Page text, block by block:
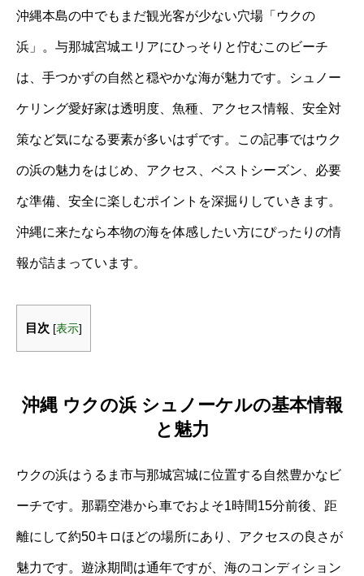
沖縄本島の中でもまだ観光客が少ない穴場「ウクの
浜」。与那城宮城エリアにひっそりと佇むこのビーチ
は、手つかずの自然と穏やかな海が魅力です。シュノー
ケリング愛好家は透明度、魚種、アクセス情報、安全対
策など気になる要素が多いはずです。この記事ではウク
の浜の魅力をはじめ、アクセス、ベストシーズン、必要
な準備、安全に楽しむポイントを深掘りしていきます。
沖縄に来たなら本物の海を体感したい方にぴったりの情
報が詰まっています。
目次 [表示]
沖縄 ウクの浜 シュノーケルの基本情報
と魅力
ウクの浜はうるま市与那城宮城に位置する自然豊かなビ
ーチです。那覇空港から車でおよそ1時間15分前後、距
離にして約50キロほどの場所にあり、アクセスの良さが
魅力です。遊泳期間は通年ですが、海のコンディション